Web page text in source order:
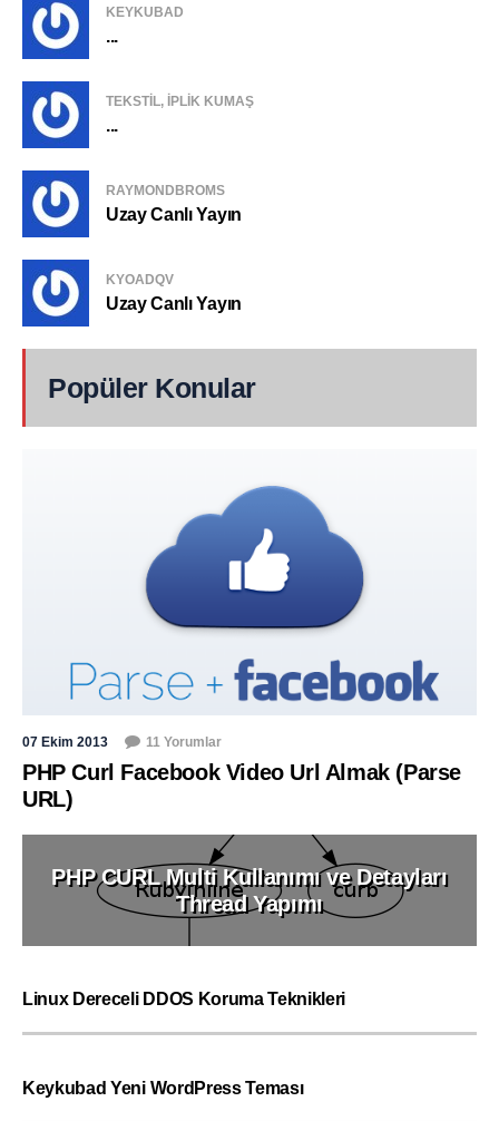
KEYKUBAD
...
TEKSTIL, IPLIK KUMAŞ
...
RAYMONDBROMS
Uzay Canlı Yayın
KYOADQV
Uzay Canlı Yayın
Popüler Konular
07 Ekim 2013 11 Yorumlar
PHP Curl Facebook Video Url Almak (Parse
URL)
PHP CURL Multi Kullanımı ve Detayları
Thread Yapımı
Linux Dereceli DDOS Koruma Teknikleri
Keykubad Yeni WordPress Teması